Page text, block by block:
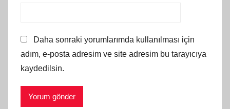
Daha sonraki yorumlarımda kullanılması için
adım, e-posta adresim ve site adresim bu tarayıcıya
kaydedilsin.